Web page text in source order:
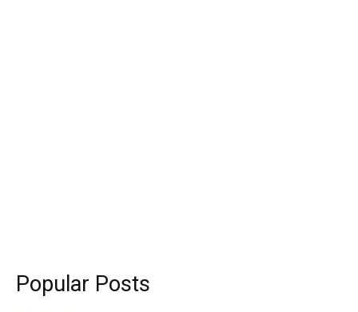
Popular Posts